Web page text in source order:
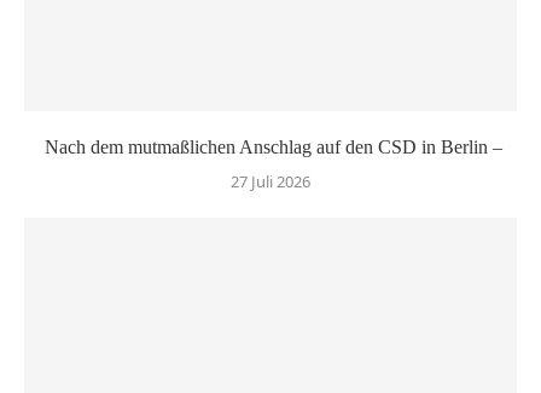
Nach dem mutmaßlichen Anschlag auf den CSD in Berlin –
27 Juli 2026